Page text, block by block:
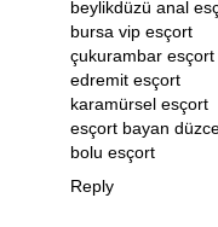
beylikdüzü anal
bursa vip esçort
çukurambar esçort
edremit esçort
karamürsel esçort
esçort bayan
bolu esçort
Reply